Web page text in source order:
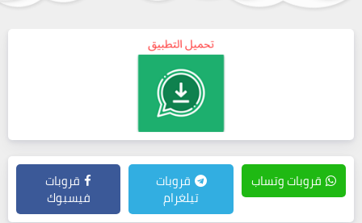
قروبات وتساب قروبات
تيلغرام
قروبات
فيسبوك